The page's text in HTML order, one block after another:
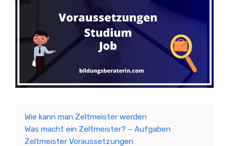
Wie kann man Zeltmeister werden
Was macht ein Zeltmeister? – Aufgaben
Zeltmeister Voraussetzungen